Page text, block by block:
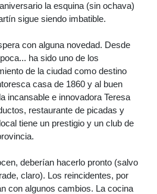
la esquina (sin ochava)
sigue siendo imbatible.
con alguna novedad. Desde
ha sido uno de los
de la ciudad como destino
casa de 1860 y al buen
incansable e innovadora Teresa
restaurante de picadas y
tiene un prestigio y un club de
deberían hacerlo pronto (salvo
claro). Los reincidentes, por
con algunos cambios. La cocina